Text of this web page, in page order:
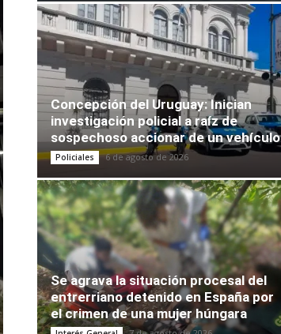
Concepción del Uruguay: Inician
investigación policial a raíz de
sospechoso accionar de un vehículo
Policiales 6 de agosto de 2026
Se agrava la situación procesal del
entrerriano detenido en España por
el crimen de una mujer húngara